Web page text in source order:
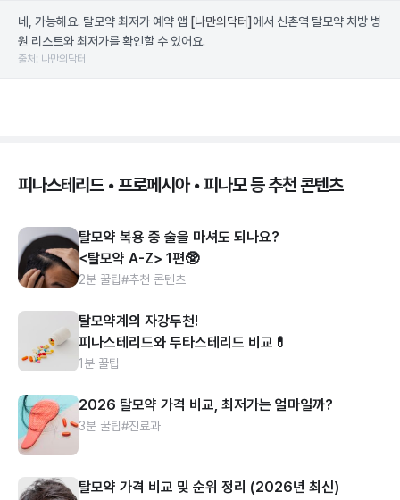
네, 가능해요. 탈모약 최저가 예약 앱 [나만의닥터] 에서 신촌역 탈모약 처방 병
원 리스트와 최저가를 확인할 수 있어요.
출처: 나만의닥터
피나스테리드 • 프로페시아 • 피나모 등 추천 콘텐츠
탈모약 복용 중 술을 마셔도 되나요?
<탈모약 A-Z> 1편🥸
2분 꿀팁#추천 콘텐츠
탈모약계의 자강두천!
피나스테리드와 두타스테리드 비교💊
1분 꿀팁
2026 탈모약 가격 비교, 최저가는 얼마일까?
3분 꿀팁#진료과
탈모약 가격 비교 및 순위 정리 (2026년 최신)